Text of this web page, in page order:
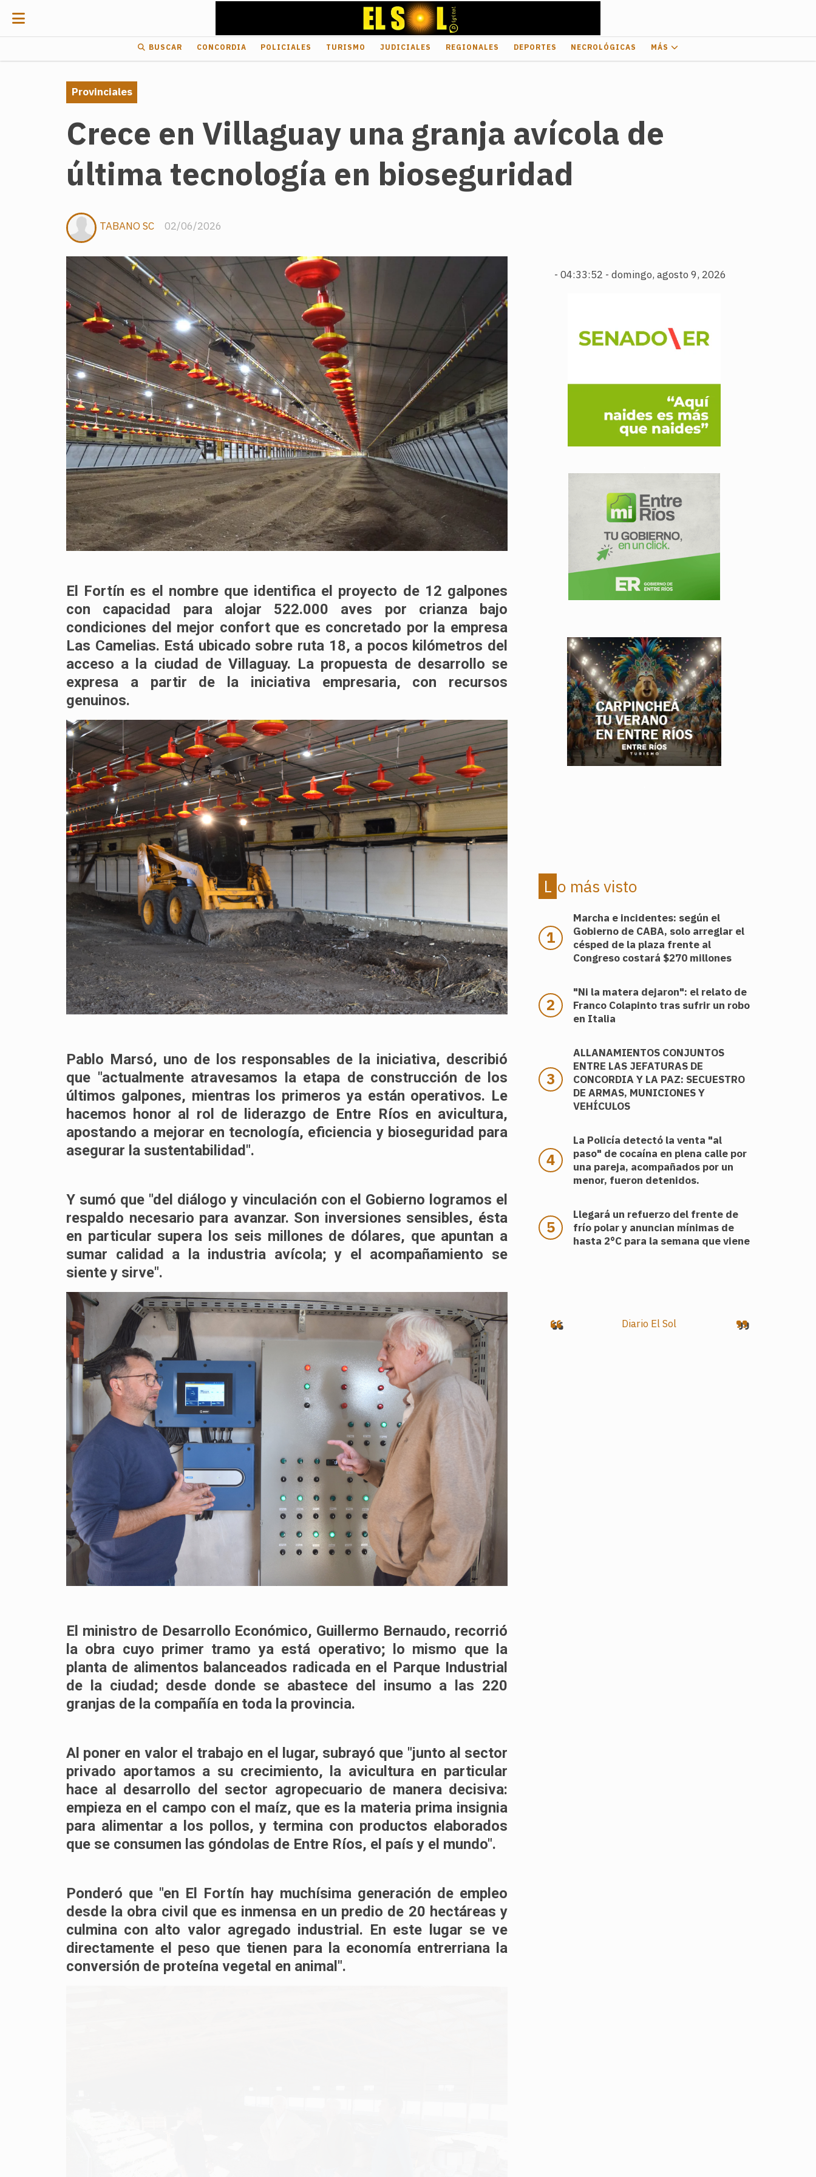
BUSCAR CONCORDIA POLICIALES TURISMO JUDICIALES REGIONALES DEPORTES NECROLÓGICAS MÁS
Crece en Villaguay una granja avícola de
última tecnología en bioseguridad
Provinciales
02/06/2026
TABANO SC
El Fortín es el nombre que identifica el proyecto de 12 galpones
con capacidad para alojar 522.000 aves por crianza bajo
condiciones del mejor confort que es concretado por la empresa
Las Camelias. Está ubicado sobre ruta 18, a pocos kilómetros del
acceso a la ciudad de Villaguay. La propuesta de desarrollo se
expresa a partir de la iniciativa empresaria, con recursos
genuinos.
Pablo Marsó, uno de los responsables de la iniciativa, describió
que "actualmente atravesamos la etapa de construcción de los
últimos galpones, mientras los primeros ya están operativos. Le
hacemos honor al rol de liderazgo de Entre Ríos en avicultura,
apostando a mejorar en tecnología, eficiencia y bioseguridad para
asegurar la sustentabilidad".
Y sumó que "del diálogo y vinculación con el Gobierno logramos el
respaldo necesario para avanzar. Son inversiones sensibles, ésta
en particular supera los seis millones de dólares, que apuntan a
sumar calidad a la industria avícola; y el acompañamiento se
siente y sirve".
El ministro de Desarrollo Económico, Guillermo Bernaudo, recorrió
la obra cuyo primer tramo ya está operativo; lo mismo que la
planta de alimentos balanceados radicada en el Parque Industrial
de la ciudad; desde donde se abastece del insumo a las 220
granjas de la compañía en toda la provincia.
Al poner en valor el trabajo en el lugar, subrayó que "junto al sector
privado aportamos a su crecimiento, la avicultura en particular
hace al desarrollo del sector agropecuario de manera decisiva:
empieza en el campo con el maíz, que es la materia prima insignia
para alimentar a los pollos, y termina con productos elaborados
que se consumen las góndolas de Entre Ríos, el país y el mundo".
Ponderó que "en El Fortín hay muchísima generación de empleo
desde la obra civil que es inmensa en un predio de 20 hectáreas y
culmina con alto valor agregado industrial. En este lugar se ve
directamente el peso que tienen para la economía entrerriana la
conversión de proteína vegetal en animal".
- 04:33:54 - domingo, agosto 9, 2026
Lo más visto
Marcha e incidentes: según el
Gobierno de CABA, solo arreglar el
césped de la plaza frente al
Congreso costará $270 millones
"Ni la matera dejaron": el relato de
Franco Colapinto tras sufrir un robo
en Italia
ALLANAMIENTOS CONJUNTOS
ENTRE LAS JEFATURAS DE
CONCORDIA Y LA PAZ: SECUESTRO
DE ARMAS, MUNICIONES Y
VEHÍCULOS
La Policía detectó la venta "al
paso" de cocaína en plena calle por
una pareja, acompañados por un
menor, fueron detenidos.
Llegará un refuerzo del frente de
frío polar y anuncian mínimas de
hasta 2°C para la semana que viene
Diario El Sol